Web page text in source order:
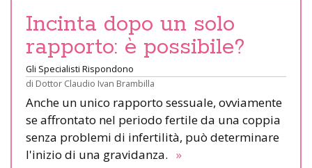
Incinta dopo un solo
rapporto: è possibile?
Gli Specialisti Rispondono
di Dottor Claudio Ivan Brambilla
Anche un unico rapporto sessuale, ovviamente
se affrontato nel periodo fertile da una coppia
senza problemi di infertilità, può determinare
l'inizio di una gravidanza. »